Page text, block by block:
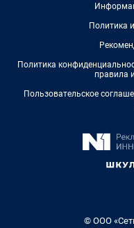
Политика
Политика
правила
Пользовательское
© ООО